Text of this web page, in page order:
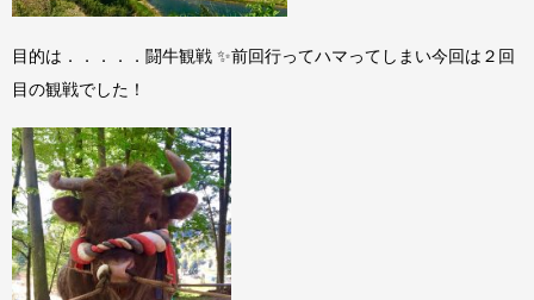
目的は．．．．．闘牛観戦 ✨前回行ってハマってしまい今回は２回
目の観戦でした！